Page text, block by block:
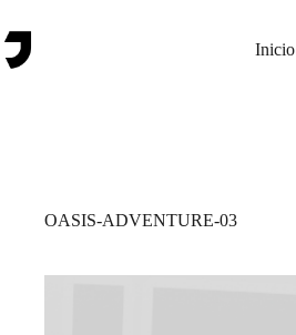
al
contenido
Inicio
OASIS-ADVENTURE-03